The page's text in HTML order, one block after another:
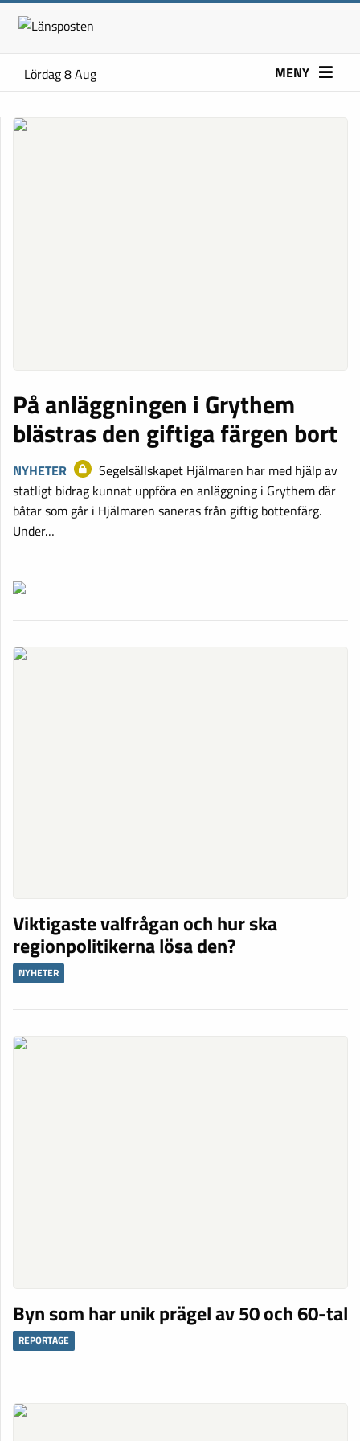
Lördag 8 Aug MENY
På anläggningen i Grythem
blästras den giftiga färgen bort
NYHETER
Segelsällskapet Hjälmaren har med hjälp av
statligt bidrag kunnat uppföra en anläggning i Grythem där
båtar som går i Hjälmaren saneras från giftig bottenfärg.
Under…
Viktigaste valfrågan och hur ska
regionpolitikerna lösa den?
NYHETER
Byn som har unik prägel av 50 och 60-tal
REPORTAGE